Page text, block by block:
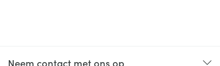
Neem contact met ons op